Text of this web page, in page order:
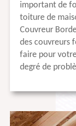
important de
toiture de
Couvreur
des couvreurs
faire pour
degré de